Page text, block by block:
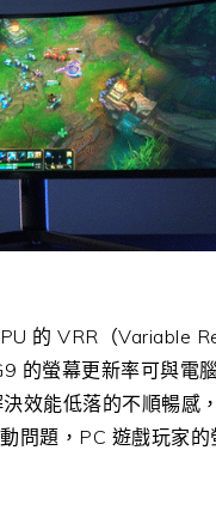
的 VRR（Variable
的螢幕更新率可與電
效能低落的不順暢感
問題，PC 遊戲玩家的